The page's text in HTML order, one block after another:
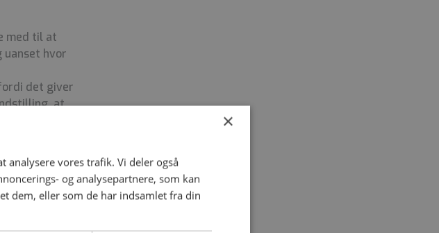
med til at
hvor
det giver
at
om vores
×
analysere vores trafik. Vi deler også
og analysepartnere, som kan
dem, eller som de har indsamlet fra din